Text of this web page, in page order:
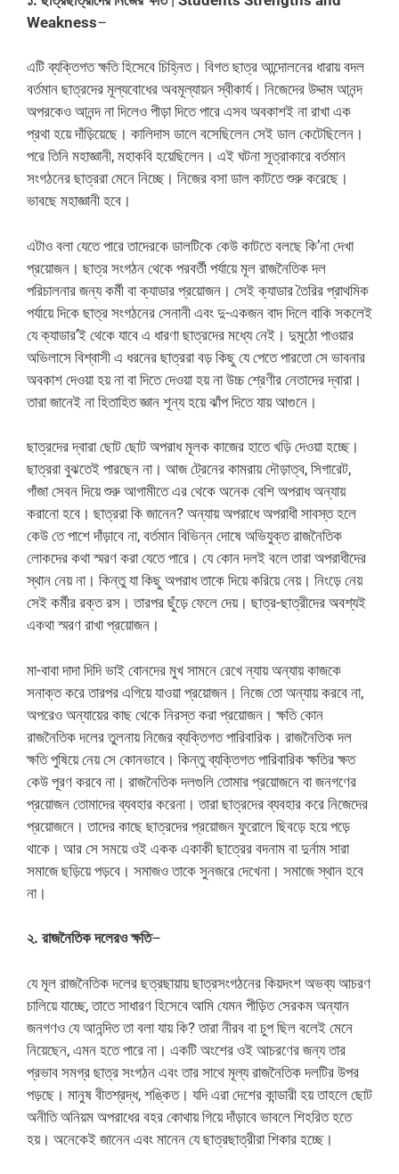
Weakness–
এটি ব্যক্তিগত ক্ষতি হিসেবে চিহ্নিত। বিগত ছাত্র আন্দোলনের ধারায় বদল
বর্তমান ছাত্রদের মূল্যবোধের অবমূল্যায়ন স্বীকার্য। নিজেদের উদ্দাম আনন্দ
অপরকেও আনন্দ না দিলেও পীড়া দিতে পারে এসব অবকাশই না রাখা এক
প্রথা হয়ে দাঁড়িয়েছে। কালিদাস ডালে বসেছিলেন সেই ডাল কেটেছিলেন।
পরে তিনি মহাজ্ঞানী, মহাকবি হয়েছিলেন। এই ঘটনা সূত্রাকারে বর্তমান
সংগঠনের ছাত্ররা মেনে নিচ্ছে। নিজের বসা ডাল কাটতে শুরু করেছে।
ভাবছে মহাজ্ঞানী হবে।
এটাও বলা যেতে পারে তাদেরকে ডালটিকে কেউ কাটতে বলছে কি’না দেখা
প্রয়োজন। ছাত্র সংগঠন থেকে পরবর্তী পর্যায়ে মূল রাজনৈতিক দল
পরিচালনার জন্য কর্মী বা ক্যাডার প্রয়োজন। সেই ক্যাডার তৈরির প্রাথমিক
পর্যায়ে দিকে ছাত্র সংগঠনের সেনানী এবং দু-একজন বাদ দিলে বাকি সকলেই
যে ক্যাডার’ই থেকে যাবে এ ধারণা ছাত্রদের মধ্যে নেই। দুমুঠো পাওয়ার
অভিলাসে বিশ্বাসী এ ধরনের ছাত্ররা বড় কিছু যে পেতে পারতো সে ভাবনার
অবকাশ দেওয়া হয় না বা দিতে দেওয়া হয় না উচ্চ শ্রেণীর নেতাদের দ্বারা।
তারা জানেই না হিতাহিত জ্ঞান শূন্য হয়ে ঝাঁপ দিতে যায় আগুনে।
ছাত্রদের দ্বারা ছোট ছোট অপরাধ মূলক কাজের হাতে খড়ি দেওয়া হচ্ছে।
ছাত্ররা বুঝতেই পারছেন না। আজ ট্রেনের কামরায় দৌড়াত্ব, সিগারেট,
গাঁজা সেবন দিয়ে শুরু আগামীতে এর থেকে অনেক বেশি অপরাধ অন্যায়
করানো হবে। ছাত্ররা কি জানেন? অন্যায় অপরাধে অপরাধী সাবস্ত হলে
কেউ তে পাশে দাঁড়াবে না, বর্তমান বিভিন্ন দোষে অভিযুক্ত রাজনৈতিক
লোকদের কথা স্মরণ করা যেতে পারে। যে কোন দলই বলে তারা অপরাধীদের
স্থান নেয় না। কিন্তু যা কিছু অপরাধ তাকে দিয়ে করিয়ে নেয়। নিংড়ে নেয়
সেই কর্মীর রক্ত রস। তারপর ছুঁড়ে ফেলে দেয়। ছাত্র-ছাত্রীদের অবশ্যই
একথা স্মরণ রাখা প্রয়োজন।
মা-বাবা দাদা দিদি ভাই বোনদের মুখ সামনে রেখে ন্যায় অন্যায় কাজকে
সনাক্ত করে তারপর এগিয়ে যাওয়া প্রয়োজন। নিজে তো অন্যায় করবে না,
অপরেও অন্যায়ের কাছ থেকে নিরস্ত করা প্রয়োজন। ক্ষতি কোন
রাজনৈতিক দলের তুলনায় নিজের ব্যক্তিগত পারিবারিক। রাজনৈতিক দল
ক্ষতি পুষিয়ে নেয় সে কোনভাবে। কিন্তু ব্যক্তিগত পারিবারিক ক্ষতির ক্ষত
কেউ পূরণ করবে না। রাজনৈতিক দলগুলি তোমার প্রয়োজনে বা জনগণের
প্রয়োজন তোমাদের ব্যবহার করেনা। তারা ছাত্রদের ব্যবহার করে নিজেদের
প্রয়োজনে। তাদের কাছে ছাত্রদের প্রয়োজন ফুরোলে ছিবড়ে হয়ে পড়ে
থাকে। আর সে সময়ে ওই একক একাকী ছাত্রের বদনাম বা দুর্নাম সারা
সমাজে ছড়িয়ে পড়বে। সমাজও তাকে সুনজরে দেখেনা। সমাজে স্থান হবে
না।
২. রাজনৈতিক দলেরও ক্ষতি–
যে মূল রাজনৈতিক দলের ছত্রছায়ায় ছাত্রসংগঠনের কিয়দংশ অভব্য আচরণ
চালিয়ে যাচ্ছে, তাতে সাধারণ হিসেবে আমি যেমন পীড়িত সেরকম অন্যান
জনগণও যে আনন্দিত তা বলা যায় কি? তারা নীরব বা চুপ ছিল বলেই মেনে
নিয়েছেন, এমন হতে পারে না। একটি অংশের ওই আচরণের জন্য তার
প্রভাব সমগ্র ছাত্র সংগঠন এবং তার সাথে মূল্য রাজনৈতিক দলটির উপর
পড়ছে। মানুষ বীতশ্রদ্ধ, শঙ্কিত। যদি এরা দেশের কান্ডারী হয় তাহলে ছোট
অনীতি অনিয়ম অপরাধের বহর কোথায় গিয়ে দাঁড়াবে ভাবলে শিহরিত হতে
হয়। অনেকেই জানেন এবং মানেন যে ছাত্রছাত্রীরা শিকার হচ্ছে।